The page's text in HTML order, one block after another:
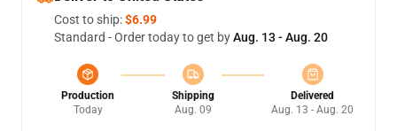
Cost to ship:$6.99
Standard - Order today to get byAug. 13 - Aug. 20
Production
Today
Shipping
Aug. 09
Delivered
Aug. 13 - Aug. 20